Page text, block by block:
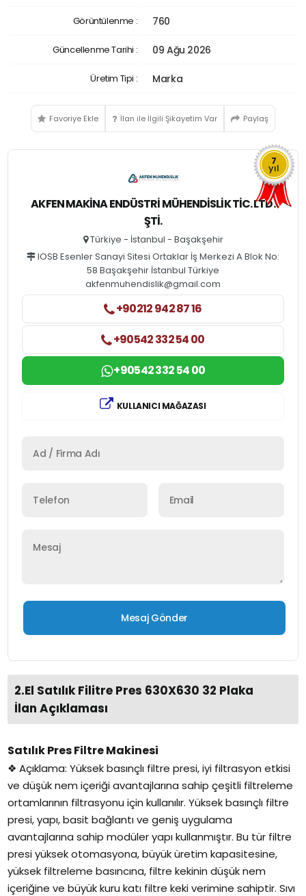
Görüntülenme : 760
Güncellenme Tarihi : 09 Ağu 2026
Üretim Tipi : Marka
Favoriye Ekle İlan ile İlgili Şikayetim Var Paylaş
7
yıl
AKFEN MAKINA ENDÜSTRI MÜHENDISLIK TIC. LTD.
ŞTI.
Türkiye - İstanbul - Başakşehir
IOSB Esenler Sanayi Sitesi Ortaklar İş Merkezi A Blok No:
58 Başakşehir İstanbul Türkiye
akfenmuhendislik@gmail.com
+90212 942 87 16
+90542 332 54 00
+90542 332 54 00
KULLANICI MAĞAZASI
2.El Satılık Filitre Pres 630X630 32 Plaka
İlan Açıklaması
Satılık Pres Filtre Makinesi
❖ Açıklama: Yüksek basınçlı filtre presi, iyi filtrasyon etkisi
ve düşük nem içeriği avantajlarına sahip çeşitli filtreleme
ortamlarının filtrasyonu için kullanılır. Yüksek basınçlı filtre
presi, yapı, basit bağlantı ve geniş uygulama
avantajlarına sahip modüler yapı kullanmıştır. Bu tür filtre
presi yüksek otomasyona, büyük üretim kapasitesine,
yüksek filtreleme basıncına, filtre kekinin düşük nem
içeriğine ve büyük kuru katı filtre keki verimine sahiptir. Sıvı